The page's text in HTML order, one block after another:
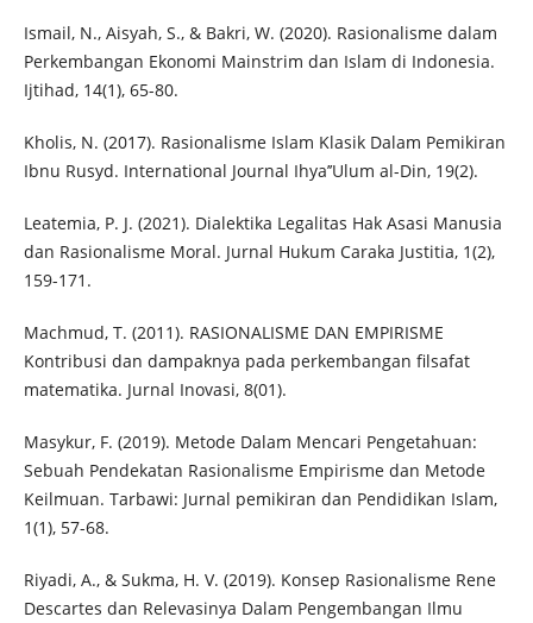
Ismail, N., Aisyah, S., & Bakri, W. (2020). Rasionalisme dalam
Perkembangan Ekonomi Mainstrim dan Islam di Indonesia.
Ijtihad, 14(1), 65-80.
Kholis, N. (2017). Rasionalisme Islam Klasik Dalam Pemikiran
Ibnu Rusyd. International Journal Ihya’’Ulum al-Din, 19(2).
Leatemia, P. J. (2021). Dialektika Legalitas Hak Asasi Manusia
dan Rasionalisme Moral. Jurnal Hukum Caraka Justitia, 1(2),
159-171.
Machmud, T. (2011). RASIONALISME DAN EMPIRISME
Kontribusi dan dampaknya pada perkembangan filsafat
matematika. Jurnal Inovasi, 8(01).
Masykur, F. (2019). Metode Dalam Mencari Pengetahuan:
Sebuah Pendekatan Rasionalisme Empirisme dan Metode
Keilmuan. Tarbawi: Jurnal pemikiran dan Pendidikan Islam,
1(1), 57-68.
Riyadi, A., & Sukma, H. V. (2019). Konsep Rasionalisme Rene
Descartes dan Relevasinya Dalam Pengembangan Ilmu